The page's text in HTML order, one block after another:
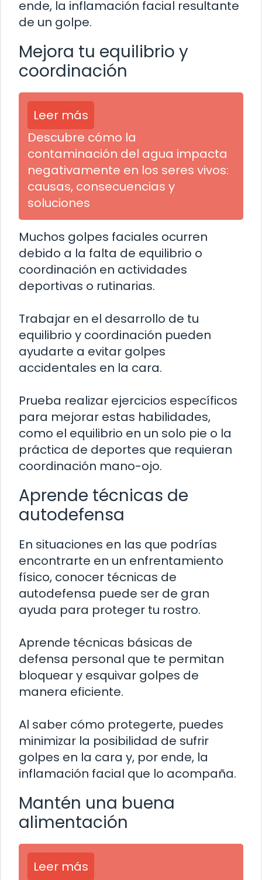
ende, la inflamación facial resultante
de un golpe.
Mejora tu equilibrio y
coordinación
Leer más
Descubre cómo la
contaminación del agua impacta
negativamente en los seres vivos:
causas, consecuencias y
soluciones
Muchos golpes faciales ocurren
debido a la falta de equilibrio o
coordinación en actividades
deportivas o rutinarias.
Trabajar en el desarrollo de tu
equilibrio y coordinación pueden
ayudarte a evitar golpes
accidentales en la cara.
Prueba realizar ejercicios específicos
para mejorar estas habilidades,
como el equilibrio en un solo pie o la
práctica de deportes que requieran
coordinación mano-ojo.
Aprende técnicas de
autodefensa
En situaciones en las que podrías
encontrarte en un enfrentamiento
físico, conocer técnicas de
autodefensa puede ser de gran
ayuda para proteger tu rostro.
Aprende técnicas básicas de
defensa personal que te permitan
bloquear y esquivar golpes de
manera eficiente.
Al saber cómo protegerte, puedes
minimizar la posibilidad de sufrir
golpes en la cara y, por ende, la
inflamación facial que lo acompaña.
Mantén una buena
alimentación
Leer más